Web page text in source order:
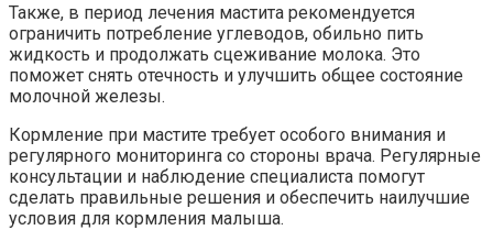
Также, в период лечения мастита рекомендуется
ограничить потребление углеводов, обильно пить
жидкость и продолжать сцеживание молока. Это
поможет снять отечность и улучшить общее состояние
молочной железы.
Кормление при мастите требует особого внимания и
регулярного мониторинга со стороны врача. Регулярные
консультации и наблюдение специалиста помогут
сделать правильные решения и обеспечить наилучшие
условия для кормления малыша.